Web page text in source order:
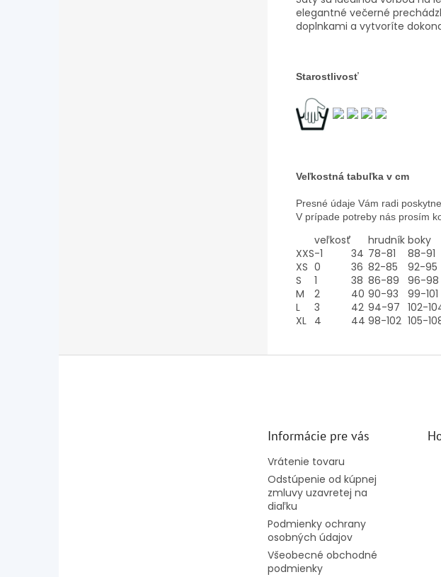
elegantné večerné
doplnkami a vytvoríte
Starostlivosť
Veľkostná tabuľka v cm
Presné údaje Vám radi
V prípade potreby nás prosím
veľkosť hrudník boky
XXS-1 34 78-81 88-91
XS 0 36 82-85 92-95
S
1 38 86-89 96-98
M
2 40 90-93 99-101
L
3 42 94-97 102-
XL 4 44 98-102 105-
Informácie pre vás
Vrátenie tovaru
Odstúpenie od kúpnej
zmluvy uzavretej na
diaľku
Podmienky ochrany
osobných údajov
Všeobecné obchodné
podmienky